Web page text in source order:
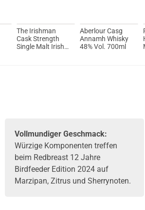
The Irishman
Cask Strength
Single Malt Irish
Aberlour Casg
Annamh Whisky
48% Vol. 700ml
Vollmundiger Geschmack:
Würzige Komponenten treffen
beim Redbreast 12 Jahre
Birdfeeder Edition 2024 auf
Marzipan, Zitrus und Sherrynoten.